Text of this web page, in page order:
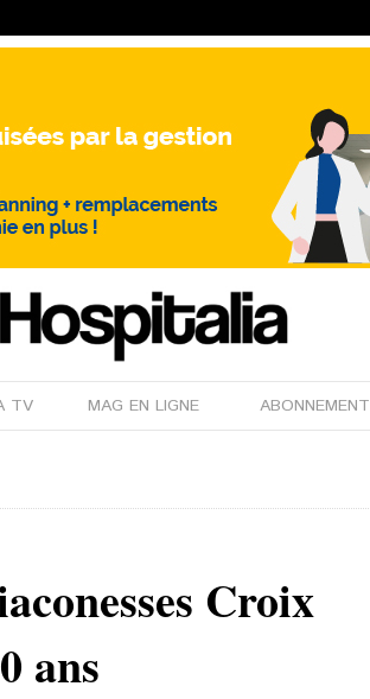
TV MAG EN LIGNE ABONNEMENT
Croix
ans